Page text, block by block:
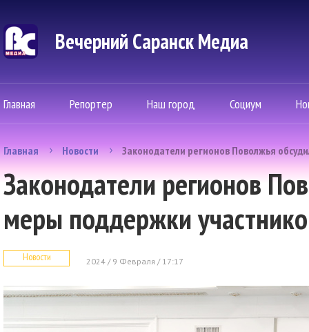
Вечерний Саранск Mедиа
Главная Репортер Наш город Социум
Главная Новости Законодатели регионов Поволжья
Законодатели регионов
меры поддержки
Новости 2024 / 9 Февраля / 17:17